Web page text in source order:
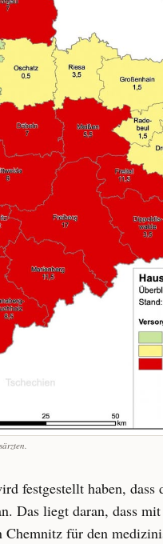
festgestellt haben,
Das liegt daran, dass
Chemnitz für den